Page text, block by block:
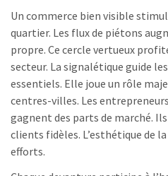
Un commerce bien visible
quartier. Les flux de piétons
propre. Ce cercle vertueux
secteur. La signalétique guide
essentiels. Elle joue un rôle
centres-villes. Les
gagnent des parts de marché.
clients fidèles. L’esthétique de
efforts.